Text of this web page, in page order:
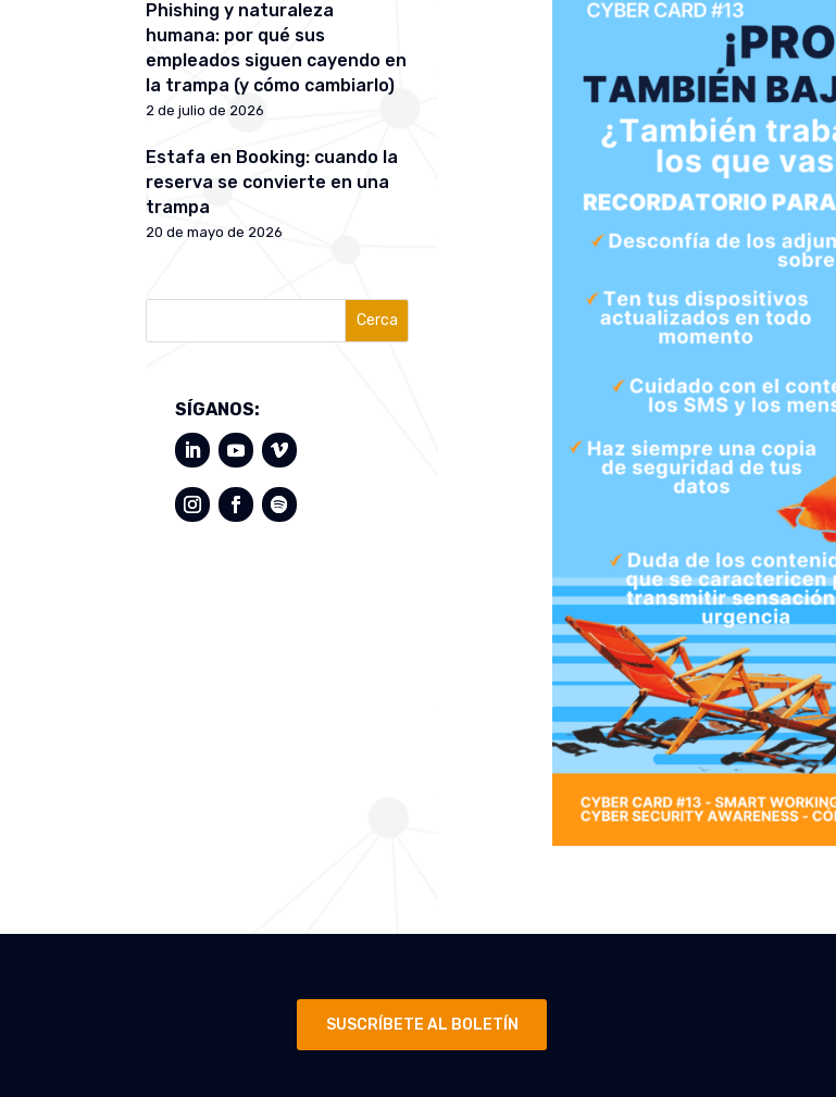
Phishing y naturaleza
humana: por qué sus
empleados siguen cayendo en
la trampa (y cómo cambiarlo)
2 de julio de 2026
Estafa en Booking: cuando la
reserva se convierte en una
trampa
20 de mayo de 2026
Cerca
SÍGANOS:
SUSCRÍBETE AL BOLETÍN